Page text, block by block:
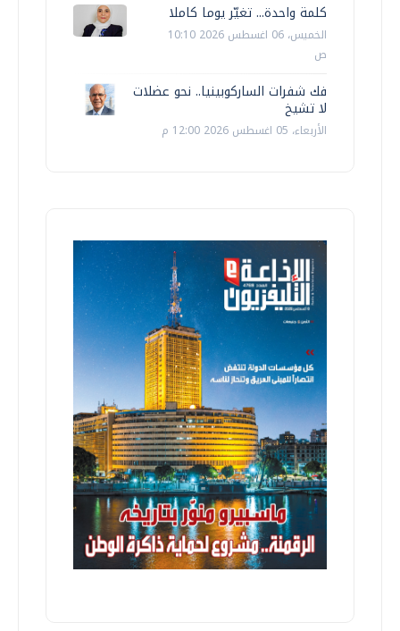
كلمة واحدة... تغيّر يوما كاملا
الخميس، 06 اغسطس 2026 10:10
ص
فك شفرات الساركوبينيا.. نحو عضلات
لا تشيخ
الأربعاء، 05 اغسطس 2026 12:00 م